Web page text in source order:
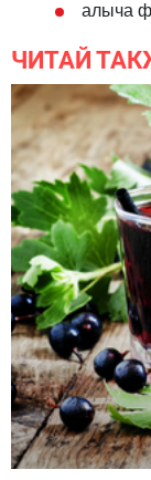
алыча
ЧИТАЙ